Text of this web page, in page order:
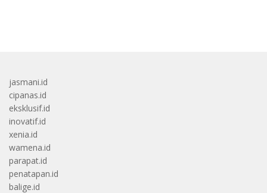
jasmani.id
cipanas.id
eksklusif.id
inovatif.id
xenia.id
wamena.id
parapat.id
penatapan.id
balige.id